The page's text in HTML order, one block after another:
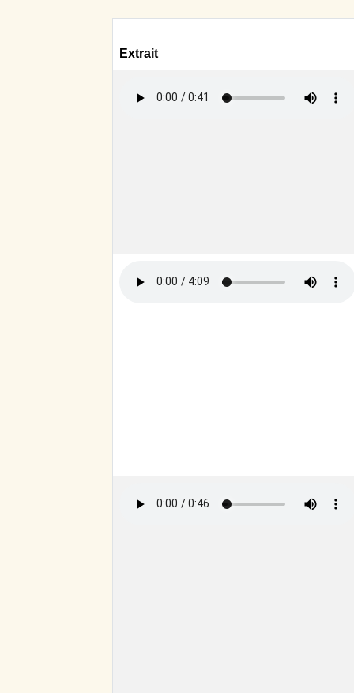
Extrait